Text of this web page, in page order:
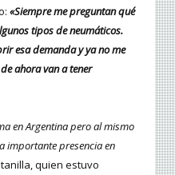
«Siempre me preguntan qué
tipos de neumáticos.
esa demanda y ya no me
ahora van a tener
en Argentina pero al mismo
importante presencia en
quien estuvo